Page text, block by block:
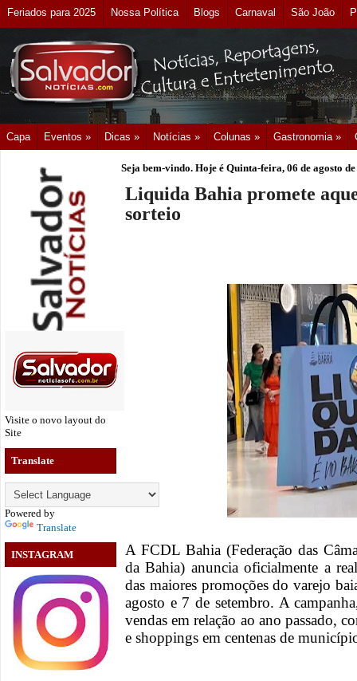
Feriados para 2025 Nossa Política Blogs Carnaval São João
Capa Eventos » Dicas » Notícias » Colunas » Gastronomia »
Visite o novo layout do
Site
Translate
Powered by
Translate
INSTAGRAM
Seja bem-vindo. Hoje é Quinta-feira, 06 de agosto
Liquida Bahia promete
sorteio
A FCDL Bahia (Federação das
da Bahia) anuncia oficialmente a
das maiores promoções do varejo
agosto e 7 de setembro. A
vendas em relação ao ano passado,
e shoppings em centenas de